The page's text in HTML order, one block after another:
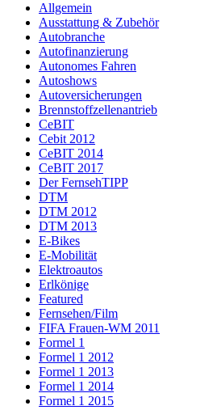
Allgemein
Ausstattung & Zubehör
Autobranche
Autofinanzierung
Autonomes Fahren
Autoshows
Autoversicherungen
Brennstoffzellenantrieb
CeBIT
Cebit 2012
CeBIT 2014
CeBIT 2017
Der FernsehTIPP
DTM
DTM 2012
DTM 2013
E-Bikes
E-Mobilität
Elektroautos
Erlkönige
Featured
Fernsehen/Film
FIFA Frauen-WM 2011
Formel 1
Formel 1 2012
Formel 1 2013
Formel 1 2014
Formel 1 2015